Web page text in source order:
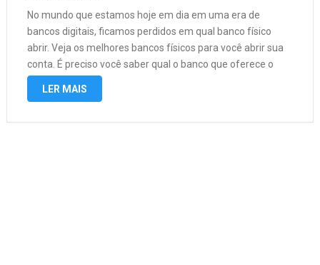
No mundo que estamos hoje em dia em uma era de
bancos digitais, ficamos perdidos em qual banco físico
abrir. Veja os melhores bancos físicos para você abrir sua
conta. É preciso você saber qual o banco que oferece o
melhor crédito, limite, empréstimo, taxa para …
LER MAIS